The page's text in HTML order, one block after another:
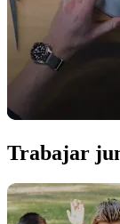
Trabajar